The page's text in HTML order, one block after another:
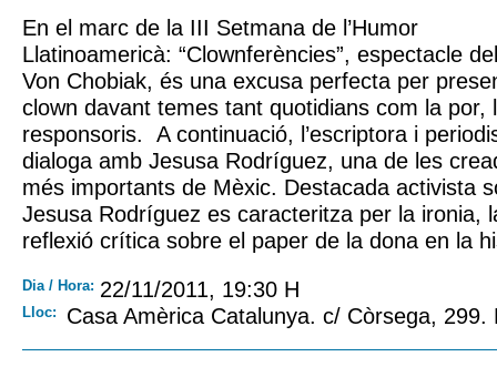
En el marc de la III Setmana de l’Humor
Llatinoamericà: “Clownferències”, espectacle
Von Chobiak, és una excusa perfecta per
clown davant temes tant quotidians com la por,
responsoris. A continuació, l’escriptora i
dialoga amb Jesusa Rodríguez, una de les
més importants de Mèxic. Destacada activista
Jesusa Rodríguez es caracteritza per la ironia,
reflexió crítica sobre el paper de la dona en la
Dia / Hora: 22/11/2011, 19:30 H
Lloc: Casa Amèrica Catalunya. c/ Còrsega, 299.